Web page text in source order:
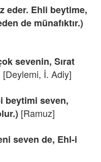
eder. Ehli beytime,
de münafıktır.)
sevenin, Sırat
[Deylemi, İ. Adiy]
i beytimi seven,
[Ramuz]
seven de, Ehl-i